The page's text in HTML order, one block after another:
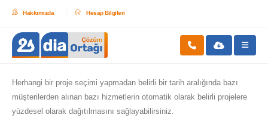
Hakkımızda Hesap Bilgileri
Herhangi bir proje seçimi yapmadan belirli bir tarih aralığında bazı
müşterilerden alınan bazı hizmetlerin otomatik olarak belirli projelere
yüzdesel olarak dağıtılmasını sağlayabilirsiniz.